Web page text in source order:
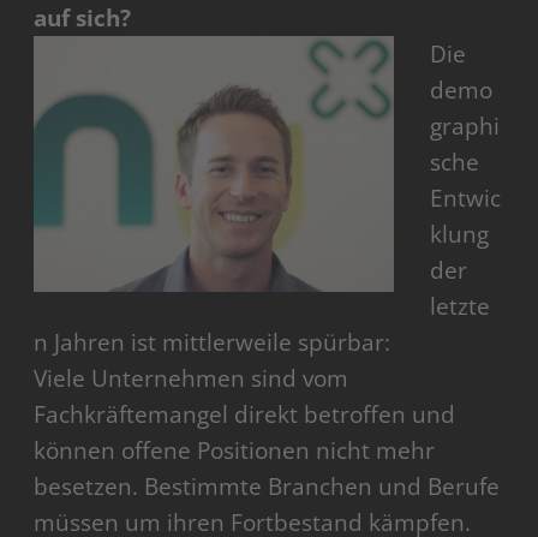
auf sich?
Die
demo
graphi
sche
Entwic
klung
der
letzte
n Jahren ist mittlerweile spürbar:
Viele Unternehmen sind vom
Fachkräftemangel direkt betroffen und
können offene Positionen nicht mehr
besetzen. Bestimmte Branchen und Berufe
müssen um ihren Fortbestand kämpfen.